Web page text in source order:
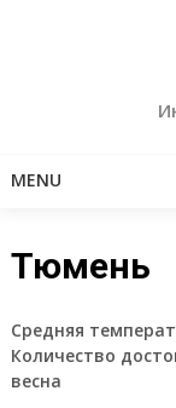
MENU
Тюмень
Средняя
Количество
весна